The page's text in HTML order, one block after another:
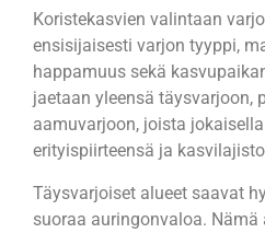
Koristekasvien valintaan
ensisijaisesti varjon tyyppi,
happamuus sekä
jaetaan yleensä täysvarjoon,
aamuvarjoon, joista
erityispiirteensä ja
Täysvarjoiset alueet saavat
suoraa auringonvaloa. Nämä